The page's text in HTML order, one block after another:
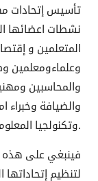
تأسيس إتحادات
نشطات اعضائها
المتعلمين و
وعلماءومعلمين
والمحاسبين
والضيافة وخبراء
وتكنولجيا المعلومات إلخ.
فينبغي على هذه
لتنظيم